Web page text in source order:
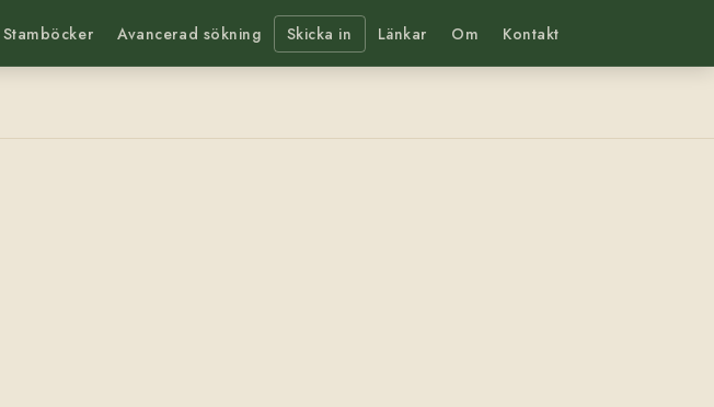
Stamböcker Avancerad sökning Skicka in Länkar Om Kontakt